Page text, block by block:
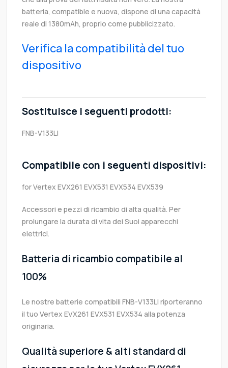
batteria, compatible e nuova, dispone di una capacità
reale di 1380mAh, proprio come pubblicizzato.
Verifica la compatibilità del tuo
dispositivo
Sostituisce i seguenti prodotti:
FNB-V133LI
Compatibile con i seguenti dispositivi:
for Vertex EVX261 EVX531 EVX534 EVX539
Accessori e pezzi di ricambio di alta qualità. Per
prolungare la durata di vita dei Suoi apparecchi
elettrici.
Batteria di ricambio compatibile al
100%
Le nostre batterie compatibili FNB-V133LI riporteranno
il tuo Vertex EVX261 EVX531 EVX534 alla potenza
originaria.
Qualità superiore & alti standard di